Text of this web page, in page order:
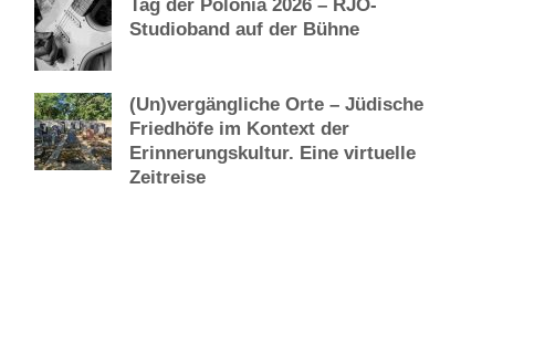
Tag der Polonia 2026 – RJO-
Studioband auf der Bühne
(Un)vergängliche Orte – Jüdische
Friedhöfe im Kontext der
Erinnerungskultur. Eine virtuelle
Zeitreise